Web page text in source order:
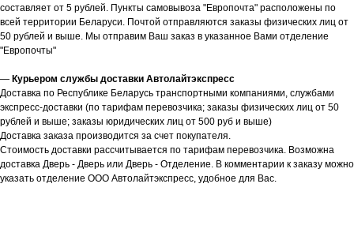
составляет от 5 рублей. Пункты самовывоза "Европочта" расположены по
всей территории Беларуси. Почтой отправляются заказы физических лиц от
50 рублей и выше. Мы отправим Ваш заказ в указанное Вами отделение
"Европочты"
— Курьером службы доставки Автолайтэкспресс
Доставка по Республике Беларусь транспортными компаниями, службами
экспресс-доставки (по тарифам перевозчика; заказы физических лиц от 50
рублей и выше; заказы юридических лиц от 500 руб и выше)
Доставка заказа производится за счет покупателя.
Стоимость доставки рассчитывается по тарифам перевозчика. Возможна
доставка Дверь - Дверь или Дверь - Отделение. В комментарии к заказу можно
указать отделение ООО Автолайтэкспресс, удобное для Вас.